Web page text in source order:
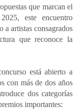
que marcan el
este encuentro
a artistas consagrados
que reconoce la
está abierto a
con más de dos años
dos categorías
importantes: